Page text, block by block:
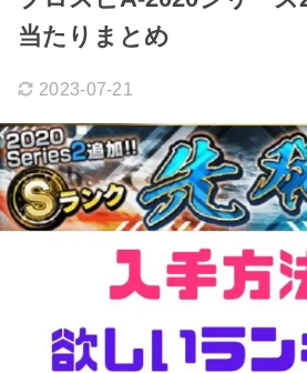
当たりまとめ
2023-07-21